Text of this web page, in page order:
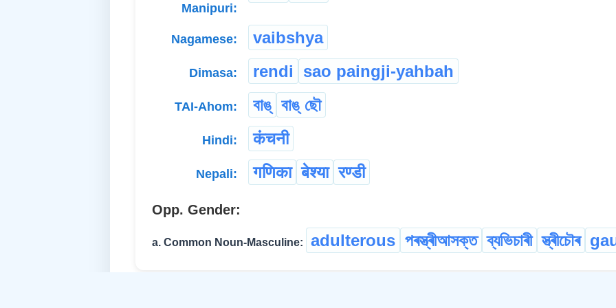
Manipuri:
Nagamese: vaibshya
Dimasa: rendi sao paingji-yahbah
TAI-Ahom: বাঙ্ বাঙ্ ছৌ
Hindi: कंचनी
Nepali: गणिका बेश्या रण्डी
Opp. Gender:
a. Common Noun-Masculine: adulterous পৰস্ত্ৰীআসক্ত ব্যভিচাৰী স্ত্ৰীচৌৰ